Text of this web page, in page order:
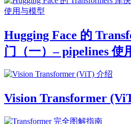
Hugging Face 的
门（一）– pipelines 使
Vision Transformer